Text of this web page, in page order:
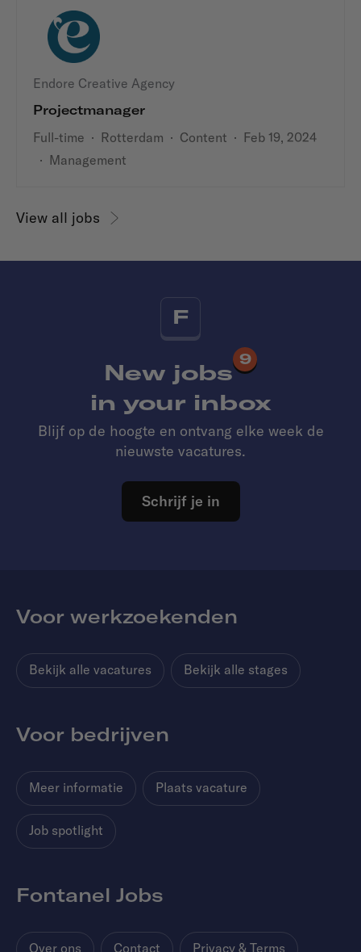
Endore Creative Agency
Projectmanager
Full-time · Rotterdam · Content · Feb 19, 2024
· Management
View all jobs
F
New jobs
9
in your inbox
Blijf op de hoogte en ontvang elke week de
nieuwste vacatures.
Schrijf je in
Voor werkzoekenden
Bekijk alle vacatures Bekijk alle stages
Voor bedrijven
Meer informatie Plaats vacature
Job spotlight
Fontanel Jobs
Over ons Contact Privacy & Terms